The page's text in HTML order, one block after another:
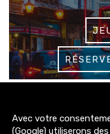
3200+
abonnés
Avec votre
(Google) utiliserons